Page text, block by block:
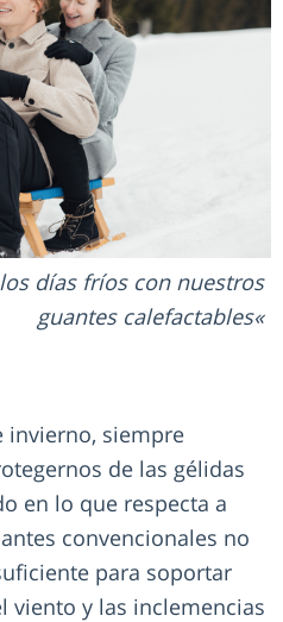
días fríos con nuestros
guantes calefactables
invierno, siempre
de las gélidas
en lo que respecta a
convencionales no
para soportar
viento y las inclemencias